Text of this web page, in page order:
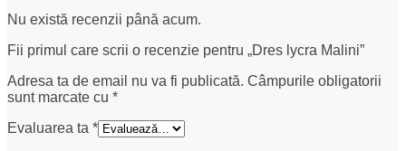
Nu există recenzii până acum.
Fii primul care scrii o recenzie pentru „Dres lycra Malini”
Adresa ta de email nu va fi publicată. Câmpurile obligatorii
sunt marcate cu *
Evaluarea ta *